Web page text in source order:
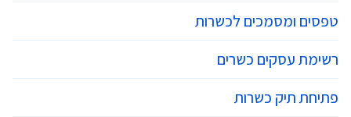
טפסים ומסמכים לכשרות
רשימת עסקים כשרים
פתיחת תיק כשרות